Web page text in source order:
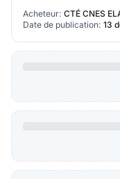
Communauté de
Acheteur: CTÉ CNES
Date de publication: 13